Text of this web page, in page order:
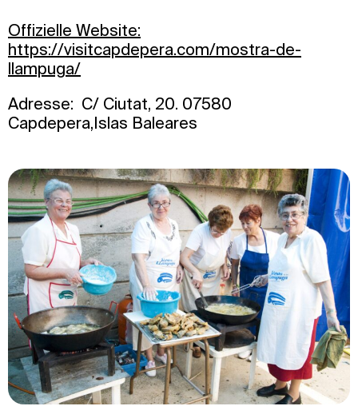
Offizielle Website:
https://visitcapdepera.com/mostra-de-
llampuga/
Adresse: C/ Ciutat, 20. 07580
Capdepera,Islas Baleares